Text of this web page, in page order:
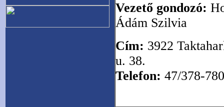
Vezető gondozó:
Ádám Szilvia
Cím: 3922
u. 38.
Telefon: 47/378-780